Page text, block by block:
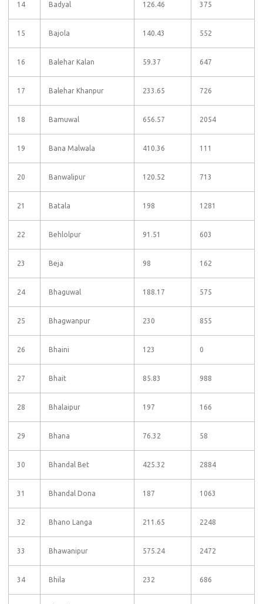
14 Badyal 126.46 375
15 Bajola 140.43 552
16 Balehar Kalan 59.37 647
17 Balehar Khanpur 233.65 726
18 Bamuwal 656.57 2054
19 Bana Malwala 410.36 111
20 Banwalipur 120.52 713
21 Batala 198 1281
22 Behlolpur 91.51 603
23 Beja 98 162
24 Bhaguwal 188.17 575
25 Bhagwanpur 230 855
26 Bhaini 123 0
27 Bhait 85.83 988
28 Bhalaipur 197 166
29 Bhana 76.32 58
30 Bhandal Bet 425.32 2884
31 Bhandal Dona 187 1063
32 Bhano Langa 211.65 2248
33 Bhawanipur 575.24 2472
34 Bhila 232 686